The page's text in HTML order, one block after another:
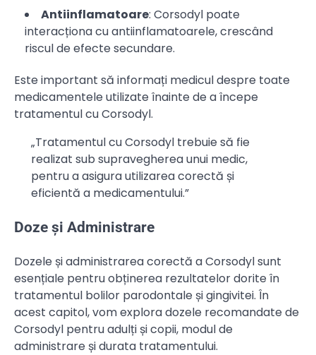
Antiinflamatoare: Corsodyl poate
interacționa cu antiinflamatoarele, crescând
riscul de efecte secundare.
Este important să informați medicul despre toate
medicamentele utilizate înainte de a începe
tratamentul cu Corsodyl.
„Tratamentul cu Corsodyl trebuie să fie
realizat sub supravegherea unui medic,
pentru a asigura utilizarea corectă și
eficientă a medicamentului.”
Doze și Administrare
Dozele și administrarea corectă a Corsodyl sunt
esențiale pentru obținerea rezultatelor dorite în
tratamentul bolilor parodontale și gingivitei. În
acest capitol, vom explora dozele recomandate de
Corsodyl pentru adulți și copii, modul de
administrare și durata tratamentului.